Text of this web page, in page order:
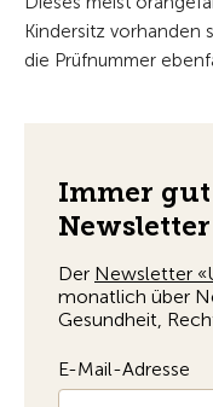
Kindersitz vorhanden
die Prüfnummer